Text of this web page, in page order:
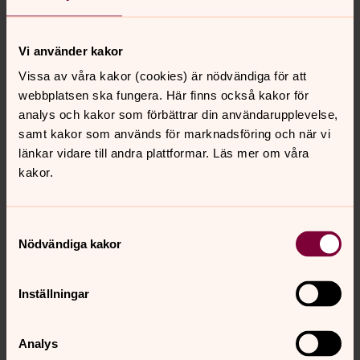
Vi använder kakor
Vissa av våra kakor (cookies) är nödvändiga för att
webbplatsen ska fungera. Här finns också kakor för
analys och kakor som förbättrar din användarupplevelse,
samt kakor som används för marknadsföring och när vi
länkar vidare till andra plattformar. Läs mer om våra
kakor.
Nödvändiga kakor
Inställningar
Analys
Vi kan komma att diarieföra handlingar som inkommer
därmed även komma att lämnas ut i enlighet med den
inomkyrkliga offentlighetsprincipen, vilket framgår av 11 §
lagen om Svenska kyrkan.
I de fall vi tar betalt för bokningen, och du inte betalar en
faktura från oss trots flera påminnelser, kan vi komma
att lämna ut uppgifter om den obetalda fakturan till
inkassobolag.
Hur länge behandlar vi personuppgifterna?
Dina uppgifter sparas under den tid som krävs för att vi
Fakturaunderlag sparas av oss i upp till åtta år med